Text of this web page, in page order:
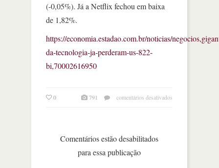
(-0,05%). Já a Netflix fechou em baixa
de 1,82%.
https://economia.estadao.com.br/noticias/
da-tecnologia-ja-perderam-us-822-
bi,70002616950
0 791 comentários desativados
Comentários estão desabilitados
para essa publicação